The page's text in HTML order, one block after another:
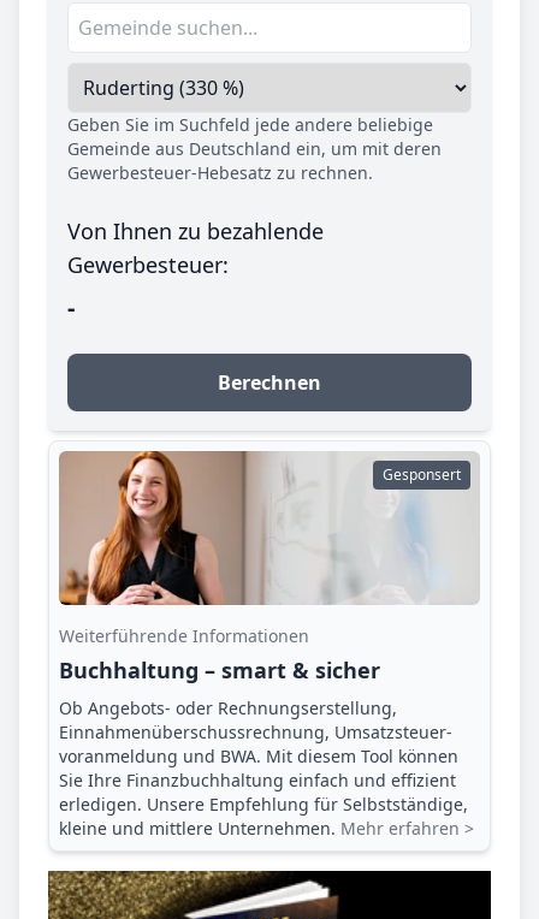
Geben Sie im Suchfeld jede andere beliebige
Gemeinde aus Deutschland ein, um mit deren
Gewerbesteuer-Hebesatz zu rechnen.
Von Ihnen zu bezahlende
Gewerbesteuer:
-
Berechnen
Gesponsert
Weiterführende Informationen
Buchhaltung – smart & sicher
Ob Angebots- oder Rechnungserstellung,
Einnahmenüberschuss­rechnung, Umsatzsteuer­
voranmeldung und BWA. Mit diesem Tool können
Sie Ihre Finanz­buchhaltung einfach und effizient
erledigen. Unsere Empfehlung für Selbstständige,
kleine und mittlere Unternehmen. Mehr erfahren >